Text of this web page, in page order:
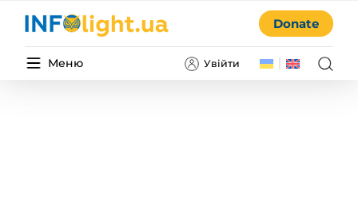
Меню Увійти
Donate